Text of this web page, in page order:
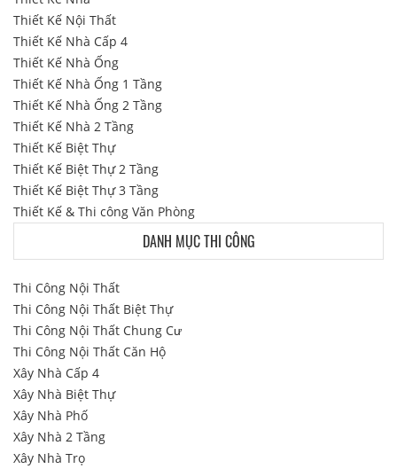
Thiết Kế Nội Thất
Thiết Kế Nhà Cấp 4
Thiết Kế Nhà Ống
Thiết Kế Nhà Ống 1 Tầng
Thiết Kế Nhà Ống 2 Tầng
Thiết Kế Nhà 2 Tầng
Thiết Kế Biệt Thự
Thiết Kế Biệt Thự 2 Tầng
Thiết Kế Biệt Thự 3 Tầng
Thiết Kế & Thi công Văn Phòng
DANH MỤC THI CÔNG
Thi Công Nội Thất
Thi Công Nội Thất Biệt Thự
Thi Công Nội Thất Chung Cư
Thi Công Nội Thất Căn Hộ
Xây Nhà Cấp 4
Xây Nhà Biệt Thự
Xây Nhà Phố
Xây Nhà 2 Tầng
Xây Nhà Trọ